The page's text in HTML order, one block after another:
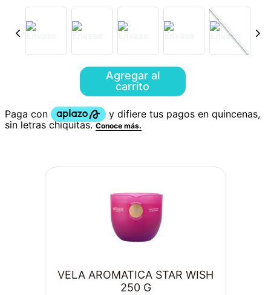
Agregar al
carrito
VELA AROMATICA STAR WISH
250 G